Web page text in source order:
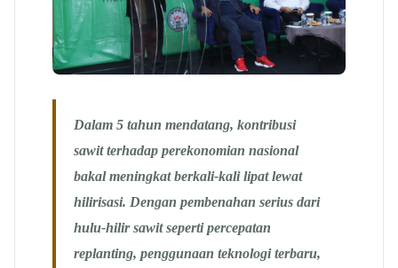
Dalam 5 tahun mendatang, kontribusi
sawit terhadap perekonomian nasional
bakal meningkat berkali-kali lipat lewat
hilirisasi. Dengan pembenahan serius dari
hulu-hilir sawit seperti percepatan
replanting, penggunaan teknologi terbaru,